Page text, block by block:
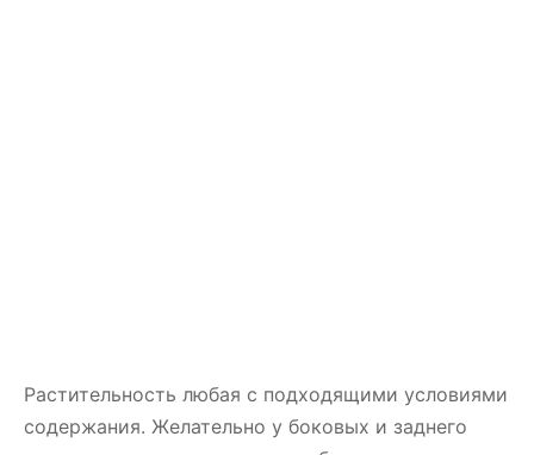
Растительность любая с подходящими условиями
содержания. Желательно у боковых и заднего